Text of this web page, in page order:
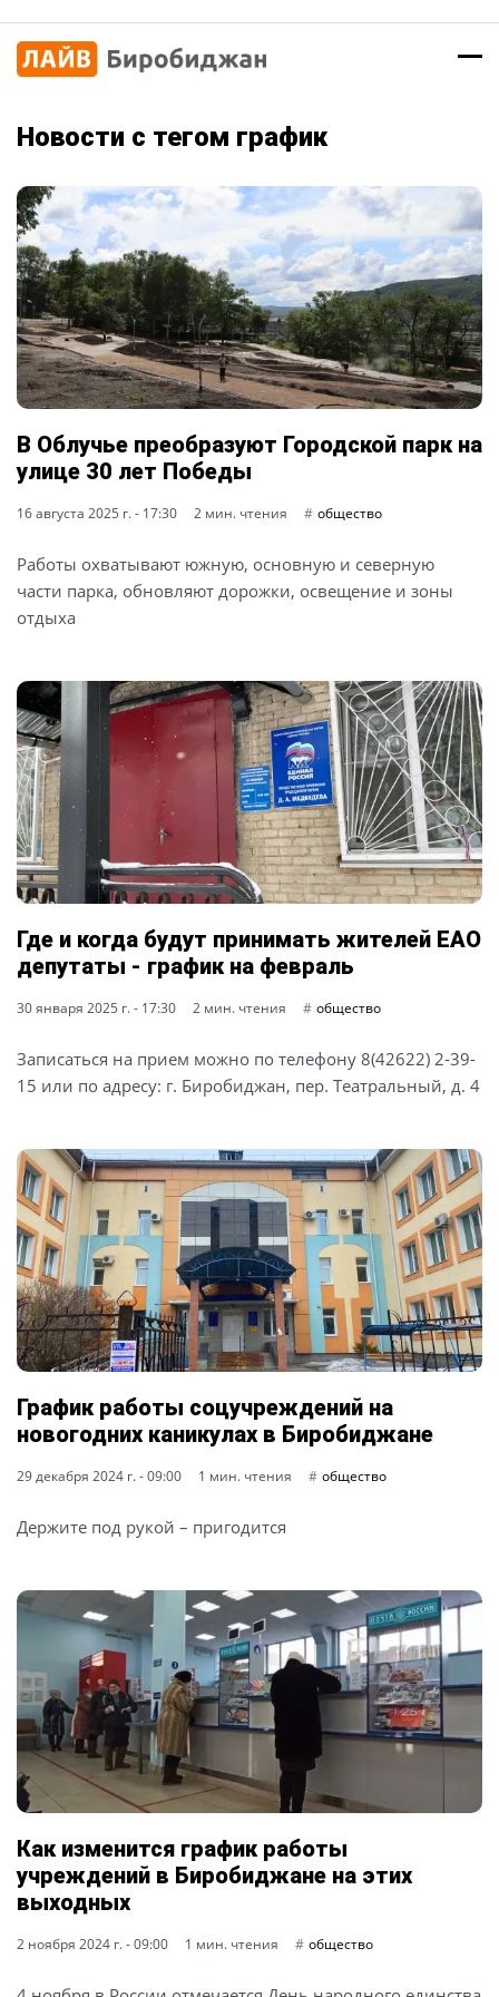
Новости с тегом график
В Облучье преобразуют Городской парк на
улице 30 лет Победы
16 августа 2025 г. - 17:30 2 мин. чтения общество
Работы охватывают южную, основную и северную
части парка, обновляют дорожки, освещение и зоны
отдыха
Где и когда будут принимать жителей ЕАО
депутаты - график на февраль
30 января 2025 г. - 17:30 2 мин. чтения общество
Записаться на прием можно по телефону 8(42622) 2-39-
15 или по адресу: г. Биробиджан, пер. Театральный, д. 4
График работы соцучреждений на
новогодних каникулах в Биробиджане
29 декабря 2024 г. - 09:00 1 мин. чтения общество
Держите под рукой – пригодится
Как изменится график работы
учреждений в Биробиджане на этих
выходных
2 ноября 2024 г. - 09:00 1 мин. чтения общество